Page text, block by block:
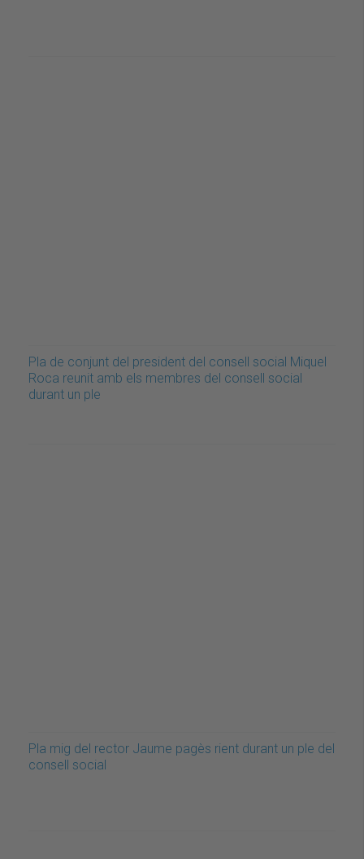
Pla de conjunt del president del consell social Miquel
Roca reunit amb els membres del consell social
durant un ple
Pla mig del rector Jaume pagès rient durant un ple del
consell social